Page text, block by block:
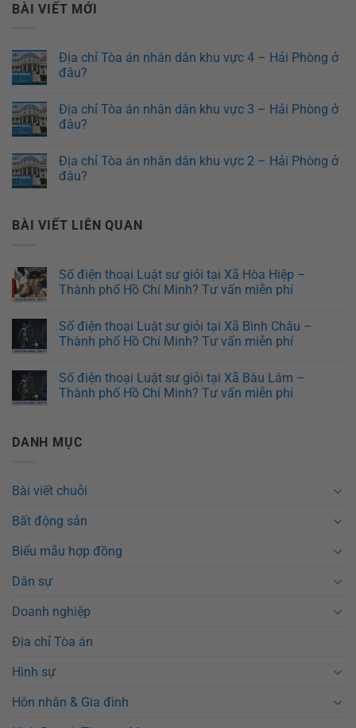
BÀI VIẾT MỚI
Địa chỉ Tòa án nhân dân khu vực 4 – Hải Phòng ở
đâu?
Địa chỉ Tòa án nhân dân khu vực 3 – Hải Phòng ở
đâu?
Địa chỉ Tòa án nhân dân khu vực 2 – Hải Phòng ở
đâu?
BÀI VIẾT LIÊN QUAN
Số điện thoại Luật sư giỏi tại Xã Hòa Hiệp –
Thành phố Hồ Chí Minh? Tư vấn miễn phí
Số điện thoại Luật sư giỏi tại Xã Bình Châu –
Thành phố Hồ Chí Minh? Tư vấn miễn phí
Số điện thoại Luật sư giỏi tại Xã Bàu Lâm –
Thành phố Hồ Chí Minh? Tư vấn miễn phí
DANH MỤC
Bài viết chuỗi
Bất động sản
Biểu mẫu hợp đồng
Dân sự
Doanh nghiệp
Địa chỉ Tòa án
Hình sự
Hôn nhân & Gia đình